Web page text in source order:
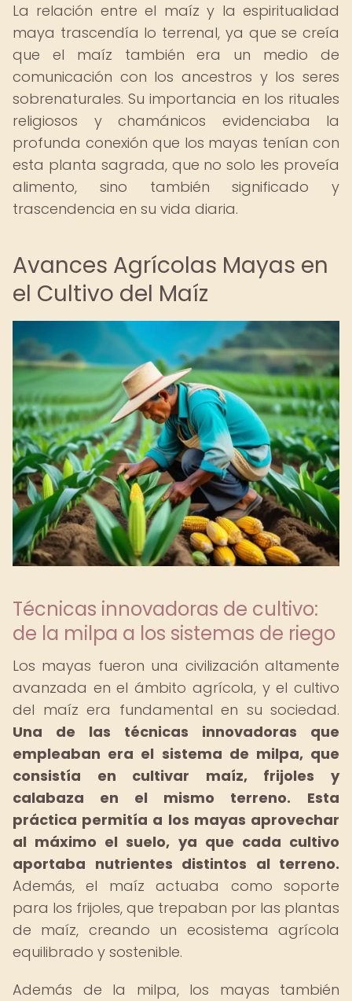
La relación entre el maíz y la espiritualidad
maya trascendía lo terrenal, ya que se creía
que el maíz también era un medio de
comunicación con los ancestros y los seres
sobrenaturales. Su importancia en los rituales
religiosos y chamánicos evidenciaba la
profunda conexión que los mayas tenían con
esta planta sagrada, que no solo les proveía
alimento, sino también significado y
trascendencia en su vida diaria.
Avances Agrícolas Mayas en
el Cultivo del Maíz
Técnicas innovadoras de cultivo:
de la milpa a los sistemas de riego
Los mayas fueron una civilización altamente
avanzada en el ámbito agrícola, y el cultivo
del maíz era fundamental en su sociedad.
Una de las técnicas innovadoras que
empleaban era el sistema de milpa, que
consistía en cultivar maíz, frijoles y
calabaza en el mismo terreno.
Esta
práctica permitía a los mayas aprovechar
al máximo el suelo, ya que cada cultivo
aportaba nutrientes distintos al terreno.
Además, el maíz actuaba como soporte
para los frijoles, que trepaban por las plantas
de maíz, creando un ecosistema agrícola
equilibrado y sostenible.
Además de la milpa, los mayas también